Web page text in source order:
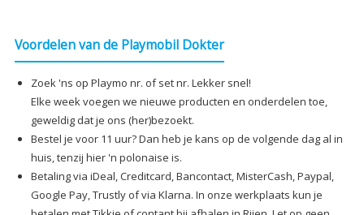
Voordelen van de Playmobil Dokter
Zoek 'ns op Playmo nr. of set nr. Lekker snel!
Elke week voegen we nieuwe producten en onderdelen toe,
geweldig dat je ons (her)bezoekt.
Bestel je voor 11 uur? Dan heb je kans op de volgende dag al in
huis, tenzij hier 'n polonaise is.
Betaling via iDeal, Creditcard, Bancontact, MisterCash, Paypal,
Google Pay, Trustly of via Klarna. In onze werkplaats kun je